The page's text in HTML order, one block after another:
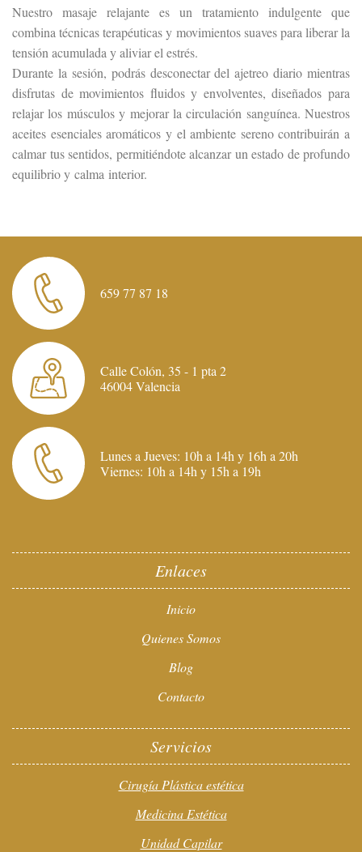
Nuestro masaje relajante es un tratamiento indulgente que
combina técnicas terapéuticas y movimientos suaves para liberar la
tensión acumulada y aliviar el estrés.
Durante la sesión, podrás desconectar del ajetreo diario mientras
disfrutas de movimientos fluidos y envolventes, diseñados para
relajar los músculos y mejorar la circulación sanguínea. Nuestros
aceites esenciales aromáticos y el ambiente sereno contribuirán a
calmar tus sentidos, permitiéndote alcanzar un estado de profundo
equilibrio y calma interior.
659 77 87 18
Calle Colón, 35 - 1 pta 2
46004 Valencia
Lunes a Jueves: 10h a 14h y 16h a 20h
Viernes: 10h a 14h y 15h a 19h
Enlaces
Inicio
Quienes Somos
Blog
Contacto
Servicios
Cirugía Plástica estética
Medicina Estética
Unidad Capilar